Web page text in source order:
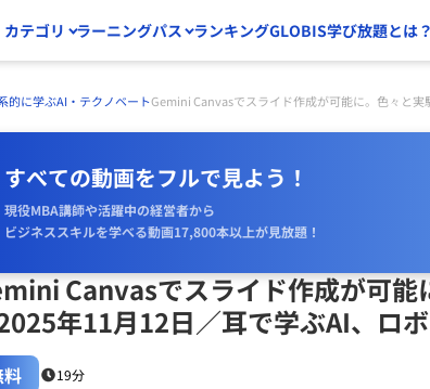
カテゴリ ラーニングパス ランキングGLOBIS学び放題とは？
的に学ぶAI・テクノベートGemini Canvasでスライド作成が可能に。色々と
すべての動画をフルで見よう！
現役MBA講師や活躍中の経営者から
ビジネススキルを学べる動画17,800本以上が見放題！
Canvasでスライド作成が可能
年11月12日／耳で学ぶAI、ロ
19分